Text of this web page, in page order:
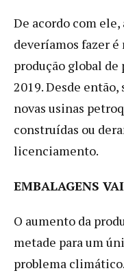
De acordo com
deveríamos fazer
produção global
2019. Desde
novas usinas
construídas ou
licenciamento.
EMBALAGENS
O aumento da
metade para um
problema